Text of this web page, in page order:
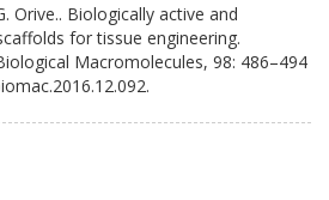
Orive.. Biologically active and
for tissue engineering.
Macromolecules, 98: 486–494